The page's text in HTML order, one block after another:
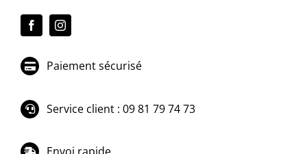
Paiement sécurisé
Service client : 09 81 79 74 73